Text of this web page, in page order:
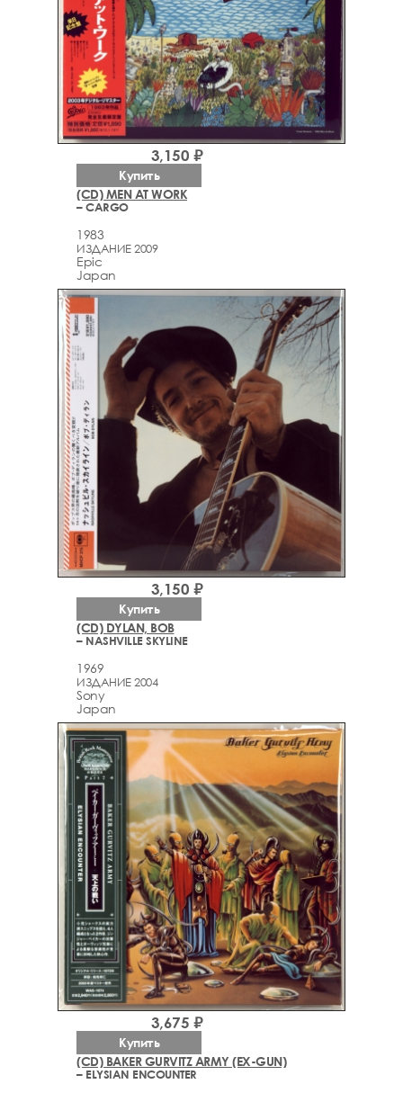
(CD) MEN AT WORK
– CARGO
1983
ИЗДАНИЕ 2009
Epic
Japan
3,150 ₽
Купить
(CD) DYLAN, BOB
– NASHVILLE SKYLINE
1969
ИЗДАНИЕ 2004
Sony
Japan
3,150 ₽
Купить
(CD) BAKER GURVITZ ARMY (EX-GUN)
– ELYSIAN ENCOUNTER
3,675 ₽
Купить